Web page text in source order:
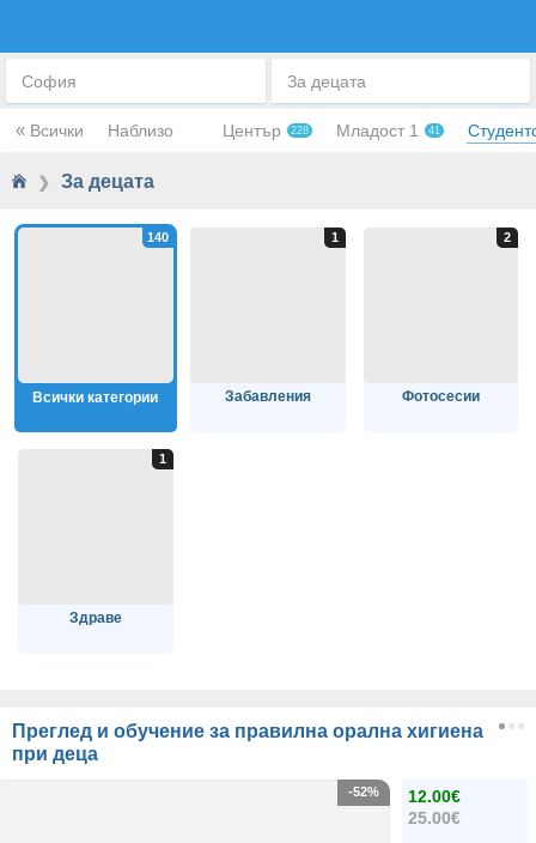
София За децата
« Всички Наблизо Център 228 Младост 1 41
❯ За децата
Всички категории Забавления Фотосесии
Здраве
Преглед и обучение за правилна орална хигиена
при деца
12.00€
25.00€
-52%